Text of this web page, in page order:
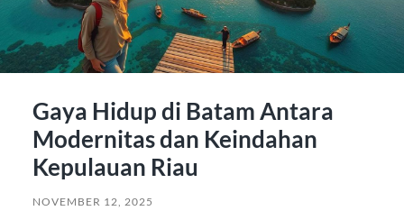
Gaya Hidup di Batam Antara
Modernitas dan Keindahan
Kepulauan Riau
NOVEMBER 12, 2025